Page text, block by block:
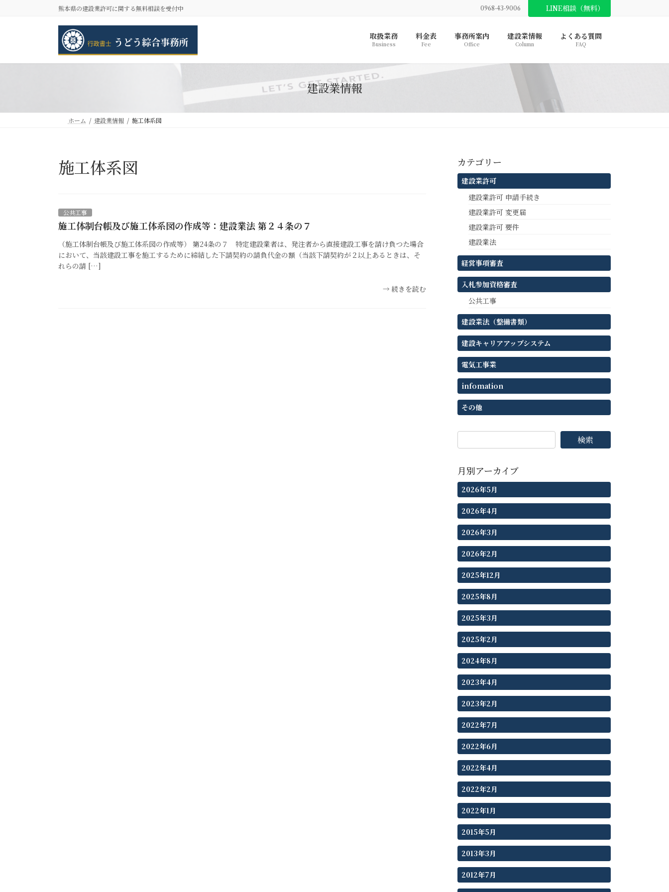
へ
ョ
熊本県の建設業許可に関する無料相談を受付中 0968-43-9006 LINE相談（無料）
取扱業務
Business
料金表
Fee
事務所案内
Office
建設業情報
Column
よくある質問
FAQ
建設業情報
ホーム 建設業情報 施工体系図
施工体系図
公共工事
施工体制台帳及び施工体系図の作成等：建設業法 第２４条の７
（施工体制台帳及び施工体系図の作成等） 第24条の７ 特定建設業者は、発注者から直接建設工事を請け負つた場合
において、当該建設工事を施工するために締結した下請契約の請負代金の額（当該下請契約が２以上あるときは、そ
れらの請 […]
続きを読む
カテゴリー
建設業許可
建設業許可 申請手続き
建設業許可 変更届
建設業許可 要件
建設業法
経営事項審査
入札参加資格審査
公共工事
建設業法（整備書類）
建設キャリアアップシステム
電気工事業
infomation
その他
検索
月別アーカイブ
2026年5月
2026年4月
2026年3月
2026年2月
2025年12月
2025年8月
2025年3月
2025年2月
2024年8月
2023年4月
2023年2月
2022年7月
2022年6月
2022年4月
2022年2月
2022年1月
2015年5月
2013年3月
2012年7月